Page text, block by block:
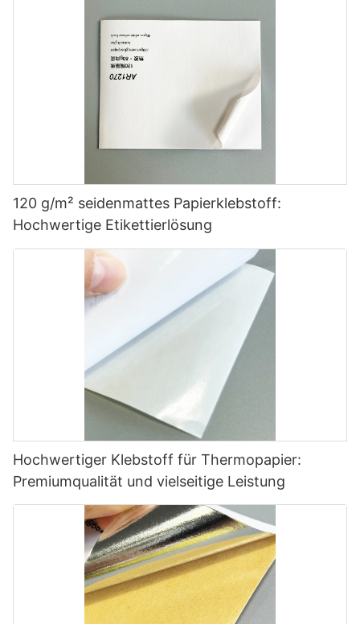
120 g/m² seidenmattes Papierklebstoff:
Hochwertige Etikettierlösung
Hochwertiger Klebstoff für Thermopapier:
Premiumqualität und vielseitige Leistung